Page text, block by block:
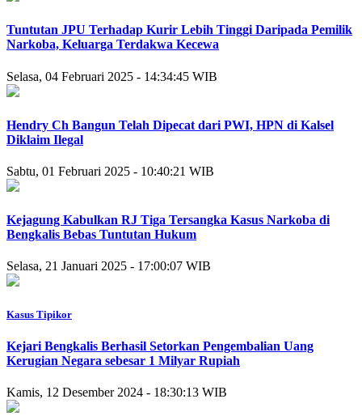
Tuntutan JPU Terhadap Kurir Lebih Tinggi Daripada Pemilik
Narkoba, Keluarga Terdakwa Kecewa
Selasa, 04 Februari 2025 - 14:34:45 WIB
Hendry Ch Bangun Telah Dipecat dari PWI, HPN di Kalsel
Diklaim Ilegal
Sabtu, 01 Februari 2025 - 10:40:21 WIB
Kejagung Kabulkan RJ Tiga Tersangka Kasus Narkoba di
Bengkalis Bebas Tuntutan Hukum
Selasa, 21 Januari 2025 - 17:00:07 WIB
Kasus Tipikor
Kejari Bengkalis Berhasil Setorkan Pengembalian Uang
Kerugian Negara sebesar 1 Milyar Rupiah
Kamis, 12 Desember 2024 - 18:30:13 WIB